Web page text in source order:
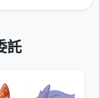
託